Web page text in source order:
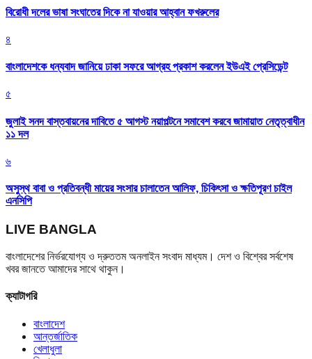
বিরোধী দলের ভাষা সংঘাতের দিকে না যাওয়ার আহ্বান ফখরুলের
৪
বাংলাদেশকে ধন্যবাদ জানিয়ে ঢাকা সফরে আগ্রহ প্রকাশ করলেন ইউএই প্রেসিডেন্ট
৫
জুলাই সনদ বাস্তবায়নের দাবিতে ৫ আগস্ট নয়াপল্টনে সমাবেশ করবে জামায়াত নেতৃত্বাধীন
১১ দল
৬
অসুস্থ বাবা ও প্রতিবন্ধী মায়ের সংসার চালাতেন আলিফ, চিকিৎসা ও ক্ষতিপূরণ চাইল
এনসিপি
LIVE BANGLA
বাংলাদেশের নির্ভরযোগ্য ও দ্রুততম অনলাইন সংবাদ মাধ্যম। দেশ ও বিশ্বের সর্বশেষ
খবর জানতে আমাদের সাথে থাকুন।
ক্যাটাগরি
বাংলাদেশ
আন্তর্জাতিক
খেলাধুলা